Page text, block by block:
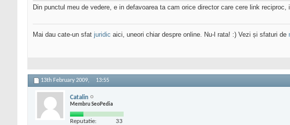
Din punctul meu de vedere, e in defavoarea ta cam orice director care cere link
Mai dau cate-un sfat juridic aici, uneori chiar despre online. Nu-l rata! :) Vezi și sfaturi de
13th February 2009, 13:55
Catalin
Membru SeoPedia
Reputatie: 33